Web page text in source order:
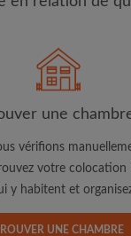
une
vérifions
votre colocation
y habitent et
UNE CHAMBRE